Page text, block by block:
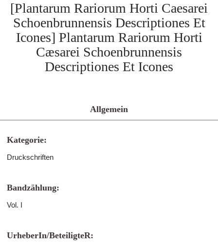
[Plantarum Rariorum Horti Caesarei
Schoenbrunnensis Descriptiones Et
Icones] Plantarum Rariorum Horti
Cæsarei Schoenbrunnensis
Descriptiones Et Icones
Allgemein
Kategorie:
Druckschriften
Bandzählung:
Vol. I
UrheberIn/BeteiligteR: